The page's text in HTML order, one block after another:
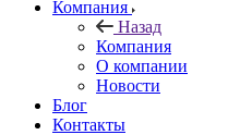
Компания
Назад
Компания
О компании
Новости
Блог
Контакты